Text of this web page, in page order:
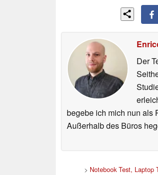
Der
begebe ich mich nun als
Außerhalb des Büros
> Notebook Test, Laptop